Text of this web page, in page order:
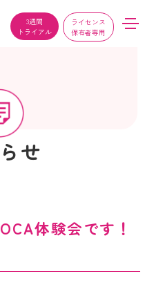
3週間
トライアル
ライセンス
保有者専用
せ
体験会です！